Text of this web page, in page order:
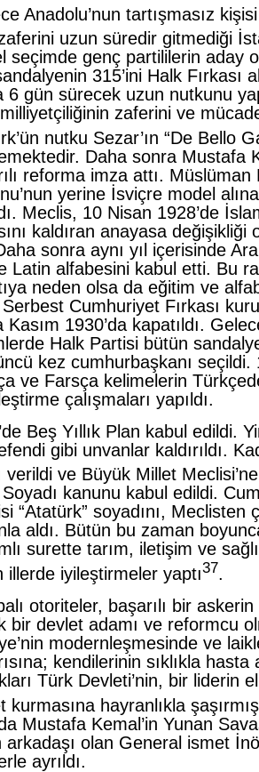
Anadolu’nun tartışmasız
uzun süredir gitmediği
seçimde genç partililerin aday
315’ini Halk Fırkası
6 gün sürecek uzun nutkunu
zaferini ve
nutku Sezar’ın “De Bello
Daha sonra Mustafa
reforma imza attı. Müslüman
yerine İsviçre model
Meclis, 10 Nisan 1928’de
kaldıran anayasa değişikliği
sonra aynı yıl içerisinde
Latin alfabesini kabul etti. Bu
neden olsa da eğitim ve
Cumhuriyet Fırkası
Kasım 1930’da kapatıldı.
Halk Partisi bütün
kez cumhurbaşkanı seçildi.
ve Farsça kelimelerin
çalışmaları yapıldı.
Beş Yıllık Plan kabul edildi.
gibi unvanlar kaldırıldı.
verildi ve Büyük Millet
kanunu kabul edildi.
“Atatürk” soyadını, Meclisten
aldı. Bütün bu zaman
surette tarım, iletişim ve
illerde iyileştirmeler yaptı37.
otoriteler, başarılı bir
bir devlet adamı ve reformcu
modernleşmesinde ve
kendilerinin sıklıkla
Türk Devleti’nin, bir liderin
kurmasına hayranlıkla
Mustafa Kemal’in Yunan
arkadaşı olan General ismet
ayrıldı.